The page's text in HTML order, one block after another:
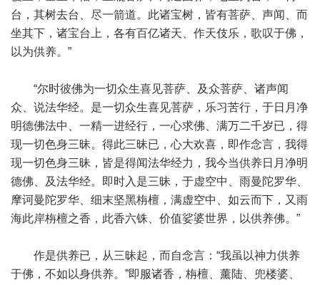
台，其树去台、尽一箭道。此诸宝树，皆有菩萨、声闻、而
坐其下，诸宝台上，各有百亿诸天、作天伎乐，歌叹于佛，
以为供养。”
“尔时彼佛为一切众生喜见菩萨、及众菩萨、诸声闻
众、说法华经。是一切众生喜见菩萨，乐习苦行，于日月净
明德佛法中、一精一进经行，一心求佛、满万二千岁已，得
现一切色身三昧。得此三昧已，心大欢喜，即作念言，我得
现一切色身三昧，皆是得闻法华经力，我今当供养日月净明
德佛、及法华经。即时入是三昧，于虚空中、雨曼陀罗华、
摩诃曼陀罗华、细末坚黑栴檀，满虚空中、如云而下，又雨
海此岸栴檀之香，此香六铢、价值娑婆世界，以供养佛。”
作是供养已，从三昧起，而自念言：“我虽以神力供养
于佛，不如以身供养。”即服诸香，栴檀、薰陆、兜楼婆、